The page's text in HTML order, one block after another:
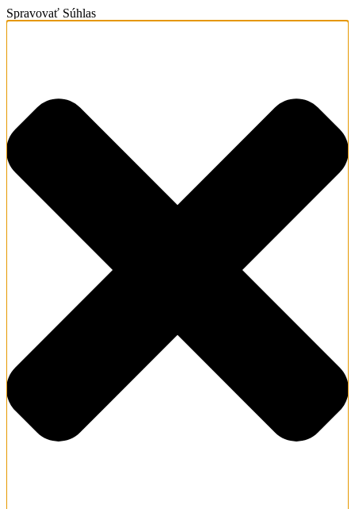
Spravovať Súhlas